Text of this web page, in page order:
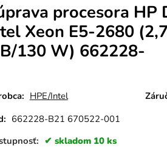
procesora HP
Xeon E5-2680
130 W) 662228-
HPE/Intel
662228-B21 670522-001
skladom 10 ks